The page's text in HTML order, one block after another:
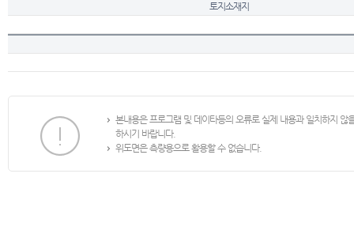
토지소재지
본내용은 프로그램 및 데이타등의 오류로 실제 내용과 일치하지
하시기 바랍니다.
위도면은 측량용으로 활용할 수 없습니다.